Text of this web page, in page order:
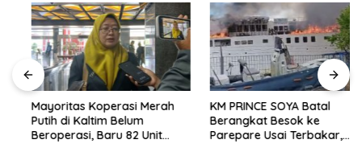
Mayoritas Koperasi Merah
Putih di Kaltim Belum
Beroperasi, Baru 82 Unit
KM PRINCE SOYA Batal
Berangkat Besok ke
Parepare Usai Terbakar,